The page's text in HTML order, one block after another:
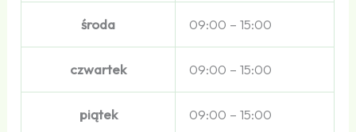
środa 09:00 – 15:00
czwartek 09:00 – 15:00
piątek 09:00 – 15:00